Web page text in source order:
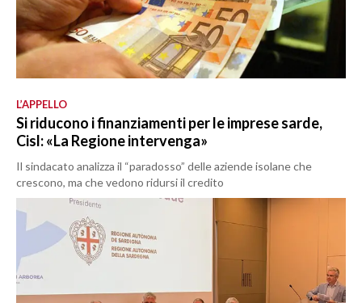
L’APPELLO
Si riducono i finanziamenti per le imprese sarde,
Cisl: «La Regione intervenga»
Il sindacato analizza il “paradosso” delle aziende isolane che
crescono, ma che vedono ridursi il credito